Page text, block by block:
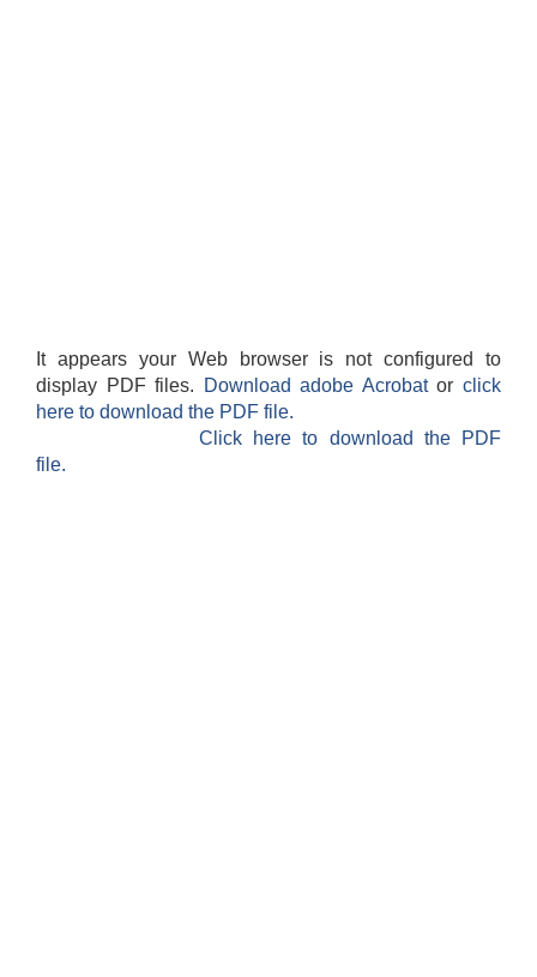
It appears your Web browser is not configured to
display PDF files.
Download adobe Acrobatorclick
here to download the PDF file.
Click here to download the PDF
file.